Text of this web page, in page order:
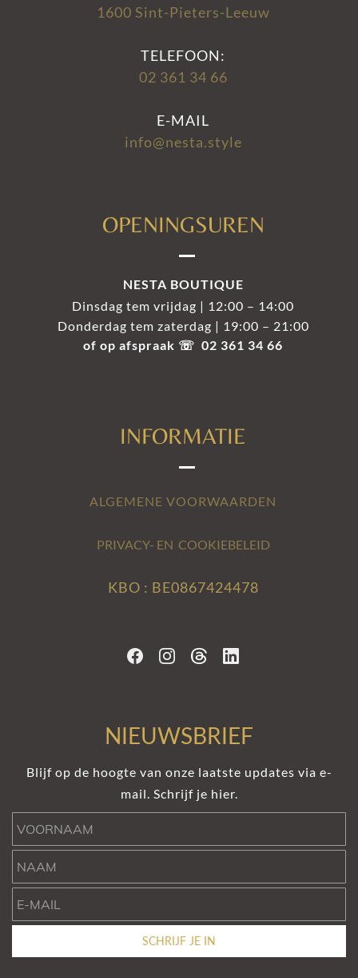
1600 Sint-Pieters-Leeuw
TELEFOON:
02 361 34 66
E-MAIL
info@nesta.style
OPENINGSUREN
NESTA BOUTIQUE
Dinsdag tem vrijdag | 12:00 – 14:00
Donderdag tem zaterdag | 19:00 – 21:00
of op afspraak ☏ 02 361 34 66
INFORMATIE
ALGEMENE VOORWAARDEN
PRIVACY- EN COOKIEBELEID
KBO : BE0867424478
NIEUWSBRIEF
Blijf op de hoogte van onze laatste updates via e-
mail. Schrijf je hier.
SCHRIJF JE IN